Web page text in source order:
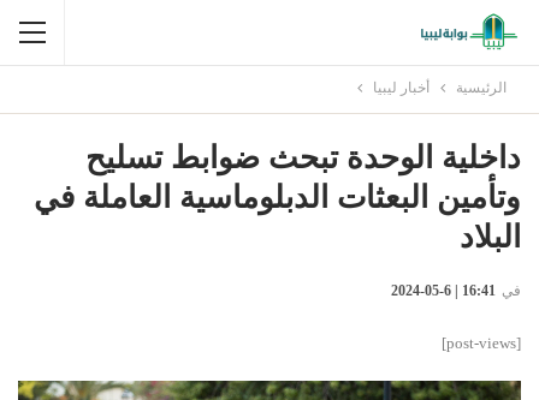
الرئيسية أخبار ليبيا
داخلية الوحدة تبحث ضوابط تسليح
وتأمين البعثات الدبلوماسية العاملة في
البلاد
في 16:41 | 6-05-2024
[post-views]